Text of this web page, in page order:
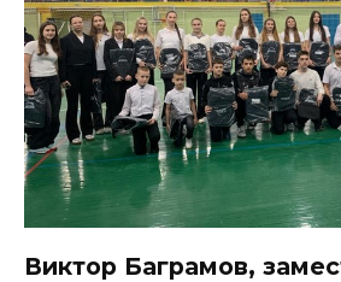
Виктор Баграмов,